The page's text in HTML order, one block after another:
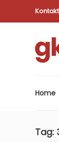
Kontakt
Home
Tag: